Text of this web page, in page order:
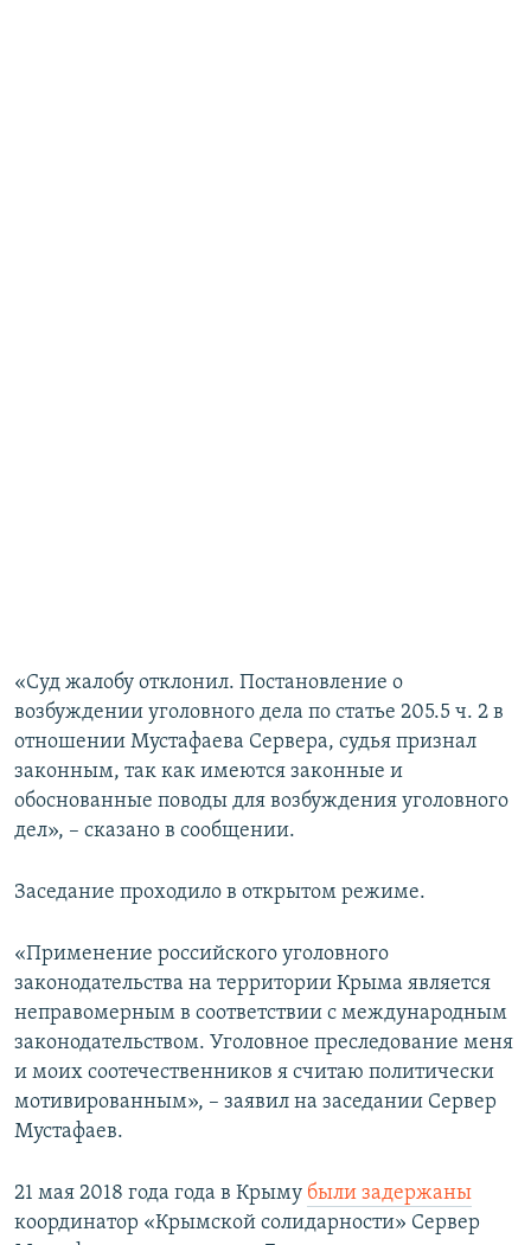
«Суд жалобу отклонил. Постановление о
возбуждении уголовного дела по статье 205.5 ч. 2 в
отношении Мустафаева Сервера, судья признал
законным, так как имеются законные и
обоснованные поводы для возбуждения уголовного
дел», – сказано в сообщении.
Заседание проходило в открытом режиме.
«Применение российского уголовного
законодательства на территории Крыма является
неправомерным в соответствии с международным
законодательством. Уголовное преследование меня
и моих соотечественников я считаю политически
мотивированным», – заявил на заседании Сервер
Мустафаев.
​21 мая 2018 года года в Крыму были задержаны
координатор «Крымской солидарности» Сервер